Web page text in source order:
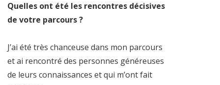
Quelles ont été les rencontres décisives
de votre parcours ?
J’ai été très chanceuse dans mon parcours
et ai rencontré des personnes généreuses
de leurs connaissances et qui m’ont fait